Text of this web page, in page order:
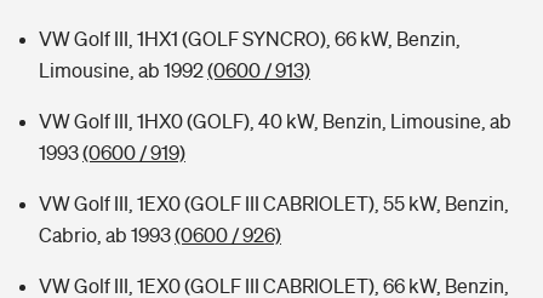
VW Golf III, 1HX1 (GOLF SYNCRO), 66 kW, Benzin,
Limousine, ab 1992(0600 / 913)
VW Golf III, 1HX0 (GOLF), 40 kW, Benzin, Limousine, ab
1993(0600 / 919)
VW Golf III, 1EX0 (GOLF III CABRIOLET), 55 kW, Benzin,
Cabrio, ab 1993(0600 / 926)
VW Golf III, 1EX0 (GOLF III CABRIOLET), 66 kW, Benzin,